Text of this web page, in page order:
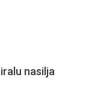
nasilja